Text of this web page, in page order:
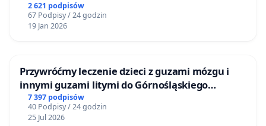
2 621 podpisów
67 Podpisy / 24 godzin
19 Jan 2026
Przywróćmy leczenie dzieci z guzami mózgu i
innymi guzami litymi do Górnośląskiego
Centrum Zdrowia Dziecka w Katowicach
7 397 podpisów
40 Podpisy / 24 godzin
25 Jul 2026